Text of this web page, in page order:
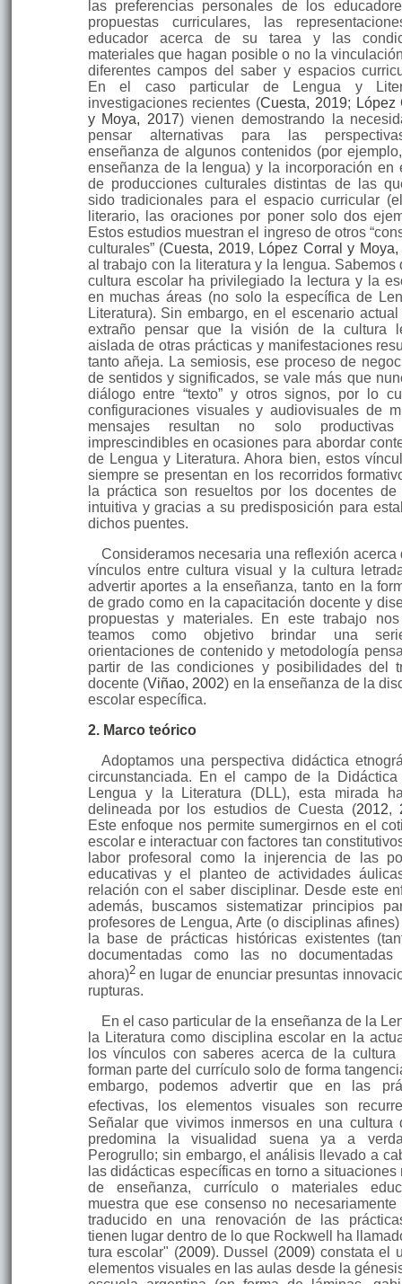
las preferencias personales de los
propuestas curriculares, las
educador acerca de su tarea y las
materiales que hagan posible o no la
dife­rentes campos del saber y espacios
En el caso particular de Lengua y
investigaciones recientes (Cuesta, 2019; López
y Moya, 2017) vienen demostrando la
pensar alternativas para las
enseñanza de algu­nos contenidos (por
enseñanza de la lengua) y la incorporación en
de producciones culturales distintas de las
sido tradicionales para el espacio curricular
literario, las oraciones por poner solo dos
Estos estudios muestran el ingreso de otros
culturales” (Cuesta, 2019, López Corral y
al trabajo con la literatura y la lengua. Sabemos
cultura escolar ha privilegiado la lectura y la
en muchas áreas (no solo la específica de
Literatura). Sin embargo, en el escenario
extraño pensar que la visión de la cultura
aislada de otras prácticas y manifestaciones
tanto añeja. La semiosis, ese proceso de
de sentidos y significados, se vale más que
diálogo entre “texto” y otros signos, por lo
configura­ciones visuales y audiovisuales de
mensajes resultan no solo
imprescindibles en ocasiones para abordar
de Len­gua y Literatura. Ahora bien, estos
siempre se presentan en los recorridos
la práctica son resueltos por los docentes de
intuitiva y gracias a su predisposición para
dichos puentes.
Consideramos necesaria una reflexión acerca
vínculos entre cultura visual y la cultura
advertir aportes a la enseñanza, tanto en la
de grado como en la capacitación docente y
pro­puestas y materiales. En este trabajo
teamos como objetivo brin­dar una
orientaciones de contenido y metodología
partir de las condiciones y posibilidades del
docente (Viñao, 2002) en la enseñanza de la
escolar específica.
2. Marco teórico
Adoptamos una perspectiva didáctica
circunstan­ciada. En el campo de la
Lengua y la Literatura (DLL), esta mirada
delineada por los estudios de Cuesta (2012,
Este enfoque nos permite sumer­girnos en el
escolar e interactuar con factores tan
labor profesoral como la injerencia de las
educativas y el plan­teo de activi­dades
relación con el saber discipli­nar. Desde este
además, buscamos sistematizar principios
profesores de Lengua, Arte (o disci­plinas
la base de prácticas históricas existentes
documentadas como las no do­cumentadas
ahora)2en lugar de enunciar presuntas
rupturas.
En el caso particular de la enseñanza de la
la Literatura como disci­plina escolar en la
los vínculos con saberes acerca de la cultura
forman parte del currículo solo de forma
embargo, podemos ad­vertir que en las
efectivas, los elementos visuales son
Señalar que vivimos inmersos en una cultura
predomina la visualidad suena ya a
Perogrullo; sin embargo, el análisis llevado a
las didácticas específicas en torno a situaciones
de enseñanza, cu­rrículo o materiales
muestra que ese consenso no
traducido en una renovación de las
tienen lugar dentro de lo que Rockwell ha
tura escolar" (2009). Dussel (2009) constata el
ele­mentos visuales en las aulas desde la